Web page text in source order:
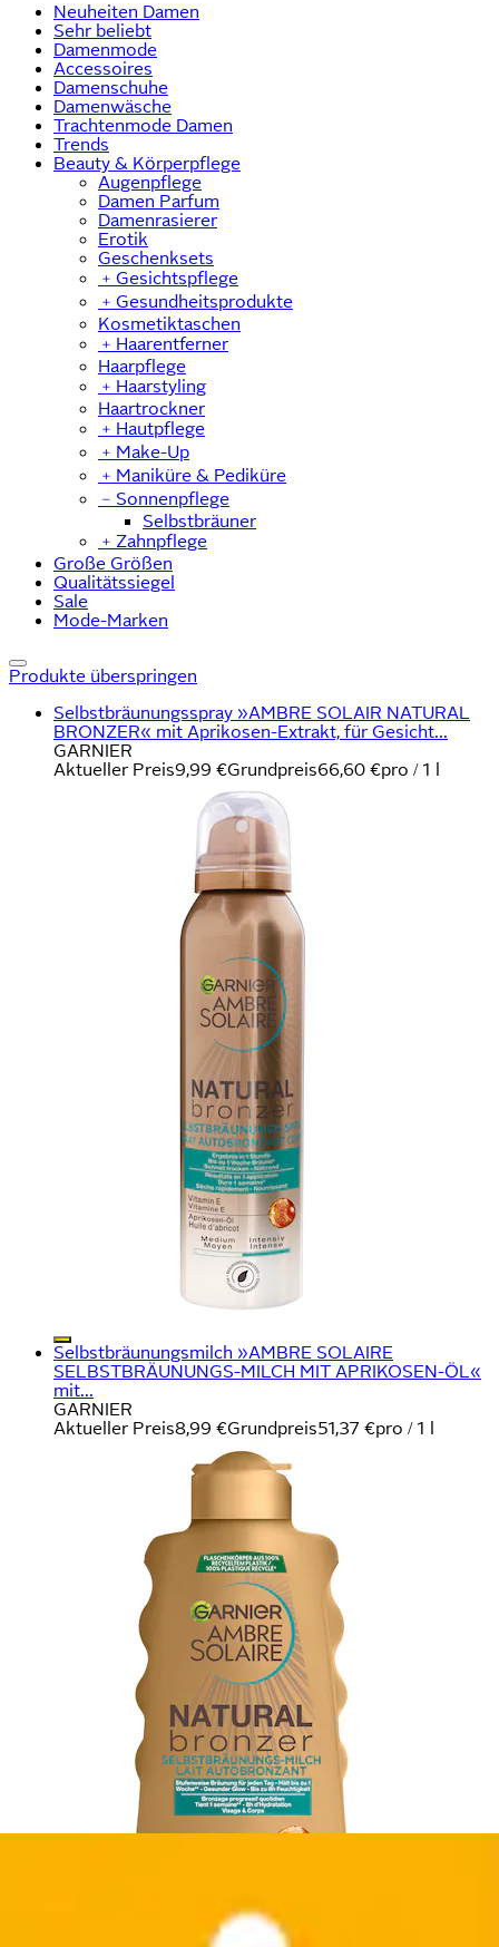
Neuheiten Damen
Sehr beliebt
Damenmode
Accessoires
Damenschuhe
Damenwäsche
Trachtenmode Damen
Trends
Beauty & Körperpflege
Augenpflege
Damen Parfum
Damenrasierer
Erotik
Geschenksets
﹢ Gesichtspflege
﹢ Gesundheitsprodukte
Kosmetiktaschen
﹢ Haarentferner
Haarpflege
﹢ Haarstyling
Haartrockner
﹢ Hautpflege
﹢ Make-Up
﹢ Maniküre & Pediküre
﹣ Sonnenpflege
Selbstbräuner
﹢ Zahnpflege
Große Größen
Qualitätssiegel
Sale
Mode-Marken
Produkte überspringen
Selbstbräunungsspray »AMBRE SOLAIR NATURAL
BRONZER« mit Aprikosen-Extrakt, für Gesicht...
GARNIER
Aktueller Preis9,99 €Grundpreis66,60 €pro / 1 l
Selbstbräunungsmilch »AMBRE SOLAIRE
SELBSTBRÄUNUNGS-MILCH MIT APRIKOSEN-ÖL«
mit...
GARNIER
Aktueller Preis8,99 €Grundpreis51,37 €pro / 1 l